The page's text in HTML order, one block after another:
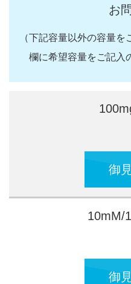
お
（下記容量以外の容量
欄に希望容量をご記入
御
10mM/
御